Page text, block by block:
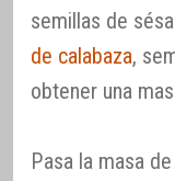
semillas de
de calabaza,
obtener una
Pasa la masa